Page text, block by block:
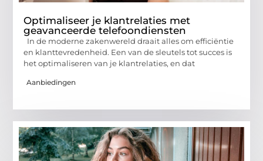
Optimaliseer je klantrelaties met
geavanceerde telefoondiensten
In de moderne zakenwereld draait alles om efficiëntie
en klanttevredenheid. Een van de sleutels tot succes is
het optimaliseren van je klantrelaties, en dat
Aanbiedingen